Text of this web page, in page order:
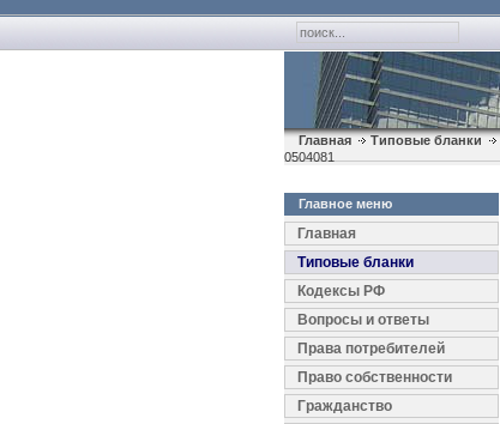
Главная Типовые бланки
0504081
Главное меню
Главная
Типовые бланки
Кодексы РФ
Вопросы и ответы
Права потребителей
Право собственности
Гражданство